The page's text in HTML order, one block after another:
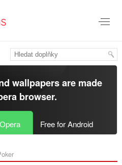
wallpapers are made
browser.
Free for Android